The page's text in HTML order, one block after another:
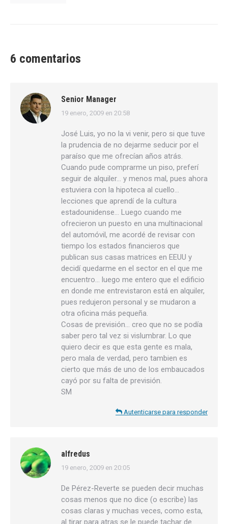
6 comentarios
Senior Manager
dice:
19 enero, 2009 en 20:58
José Luis, yo no la vi venir, pero si que tuve
la prudencia de no dejarme seducir por el
paraíso que me ofrecían años atrás.
Cuando pude comprarme un piso, preferí
seguir de alquiler… y menos mal, pues ahora
estuviera con la hipoteca al cuello…
lecciones que aprendí de la cultura
estadounidense… Luego cuando me
ofrecieron un puesto en una multinacional
del automóvil, me acordé de revisar con
tiempo los estados financieros que
publican sus casas matrices en EEUU y
decidí quedarme en el sector en el que me
encuentro… luego me entero que el edificio
en donde me entrevistaron está en alquiler,
pues redujeron personal y se mudaron a
otra oficina más pequeña.
Cosas de previsión… creo que no se podía
saber pero tal vez si vislumbrar. Lo que
quiero decir es que esta gente es mala,
pero mala de verdad, pero tambien es
cierto que más de uno de los embaucados
cayó por su falta de previsión.
SM
Autenticarse para responder
alfredus
dice:
19 enero, 2009 en 20:05
De Pérez-Reverte se pueden decir muchas
cosas menos que no dice (o escribe) las
cosas claras y muchas veces, como esta,
al tirar para atras se le puede tachar de